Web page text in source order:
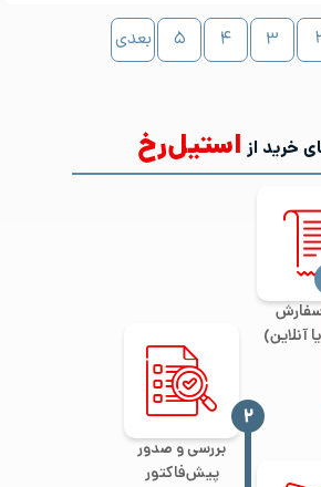
۳ ۴ ۵ بعدی
خرید ازاستیل‌رخ
آنلاین)
بررسی و صدور
پیش‌فاکتور
‍۲